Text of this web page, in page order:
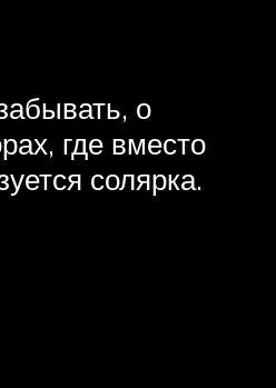
о
где вместо
солярка.